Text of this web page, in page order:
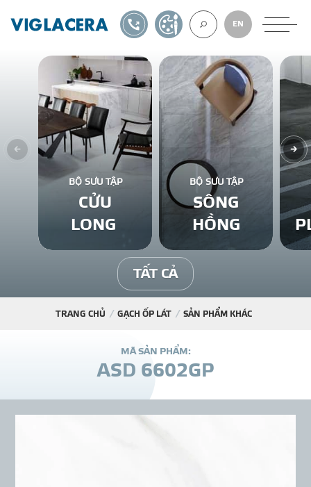
VỀ CHÚNG
GẠCH ỐP LÁT
BÊ TÔNG KHÍ
NGÓI LỢP
KÊNH PHÂN
THƯ
EN
1900561582TỰ THIẾT KẾ
BỘ SƯU TẬP
CỬU
LONG
BỘ SƯU TẬP
SÔNG
HỒNG
TẤT CẢ
TRANG CHỦ GẠCH ỐP LÁT SẢN PHẨM KHÁC
MÃ SẢN PHẨM:
ASD 6602GP